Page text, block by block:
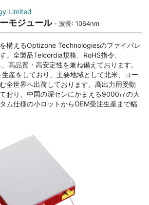
モジュール 波長: 1064nm
Limited
構えるOptizone Technologiesのファイバレ
。全製品Telcordia規格、RoHS指令、
高品質・高安定性を兼ね備えております。
産をしており、主要地域として北米、ヨー
全世界へ出荷しております。高出力用受動
おり、中国の深センにかまえる9000㎡の大
ム仕様の小ロットからOEM受注生産まで幅